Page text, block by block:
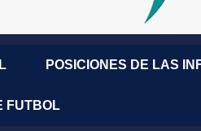
POSICIONES DE LAS
FUTBOL